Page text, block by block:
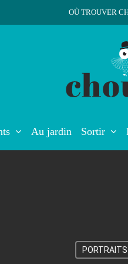
OÙ TROUVER
Au jardin Sortir